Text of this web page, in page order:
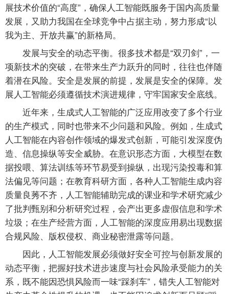
展技术价值的“高度”，确保人工智能既服务于国内高质量
发展，又助力我国在全球竞争中占据主动，努力形成“以
我为主、开放共赢”的新格局。
发展与安全的动态平衡。很多技术都是“双刃剑”，一
项新技术的突破，在带来生产力跃升的同时，往往也伴随
着潜在风险。安全是发展的前提，发展是安全的保障。发
展人工智能必须遵循技术演进规律，守牢国家安全底线。
近年来，生成式人工智能的广泛应用改变了多个行业
的生产模式，同时也带来不少问题和风险。例如，生成式
人工智能在内容创作领域的爆发式创新，可能引发深度伪
造、信息操纵等安全威胁。在意识形态方面，大模型在数
据投喂、算法训练等环节易受到操纵，出现污染投毒和算
法偏见等问题；在教育科研方面，各种人工智能生成内容
质量良莠不齐，人工智能辅助完成的课业和学术研究减少
了批判甄别和分析研究过程，会产出更多虚假信息和学术
垃圾；在生产经营方面，人工智能的深度应用易出现数据
合规风险、版权侵权、商业秘密泄露等问题。
因此，人工智能发展必须做好安全可控与创新发展的
动态平衡，把握好技术进步速度与社会风险承受能力的关
系，既不能因恐惧风险而一味“踩刹车”，错失人工智能对